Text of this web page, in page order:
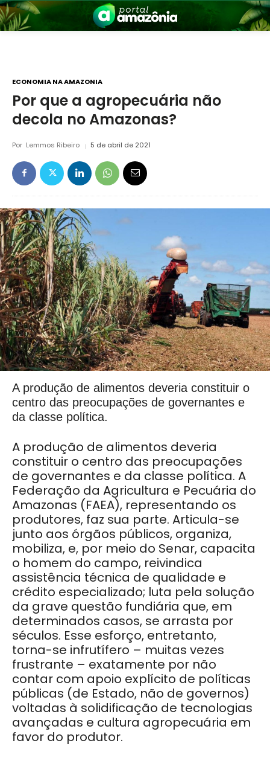
Amazônia
ECONOMIA NA AMAZONIA
Por que a agropecuária não
decola no Amazonas?
Por Lemmos Ribeiro 5 de abril de 2021
A produção de alimentos deveria constituir o
centro das preocupações de governantes e
da classe política.
A produção de alimentos deveria
constituir o centro das preocupações
de governantes e da classe política. A
Federação da Agricultura e Pecuária do
Amazonas (FAEA), representando os
produtores, faz sua parte. Articula-se
junto aos órgãos públicos, organiza,
mobiliza, e, por meio do Senar, capacita
o homem do campo, reivindica
assistência técnica de qualidade e
crédito especializado; luta pela solução
da grave questão fundiária que, em
determinados casos, se arrasta por
séculos. Esse esforço, entretanto,
torna-se infrutífero – muitas vezes
frustrante – exatamente por não
contar com apoio explícito de políticas
públicas (de Estado, não de governos)
voltadas à solidificação de tecnologias
avançadas e cultura agropecuária em
favor do produtor.